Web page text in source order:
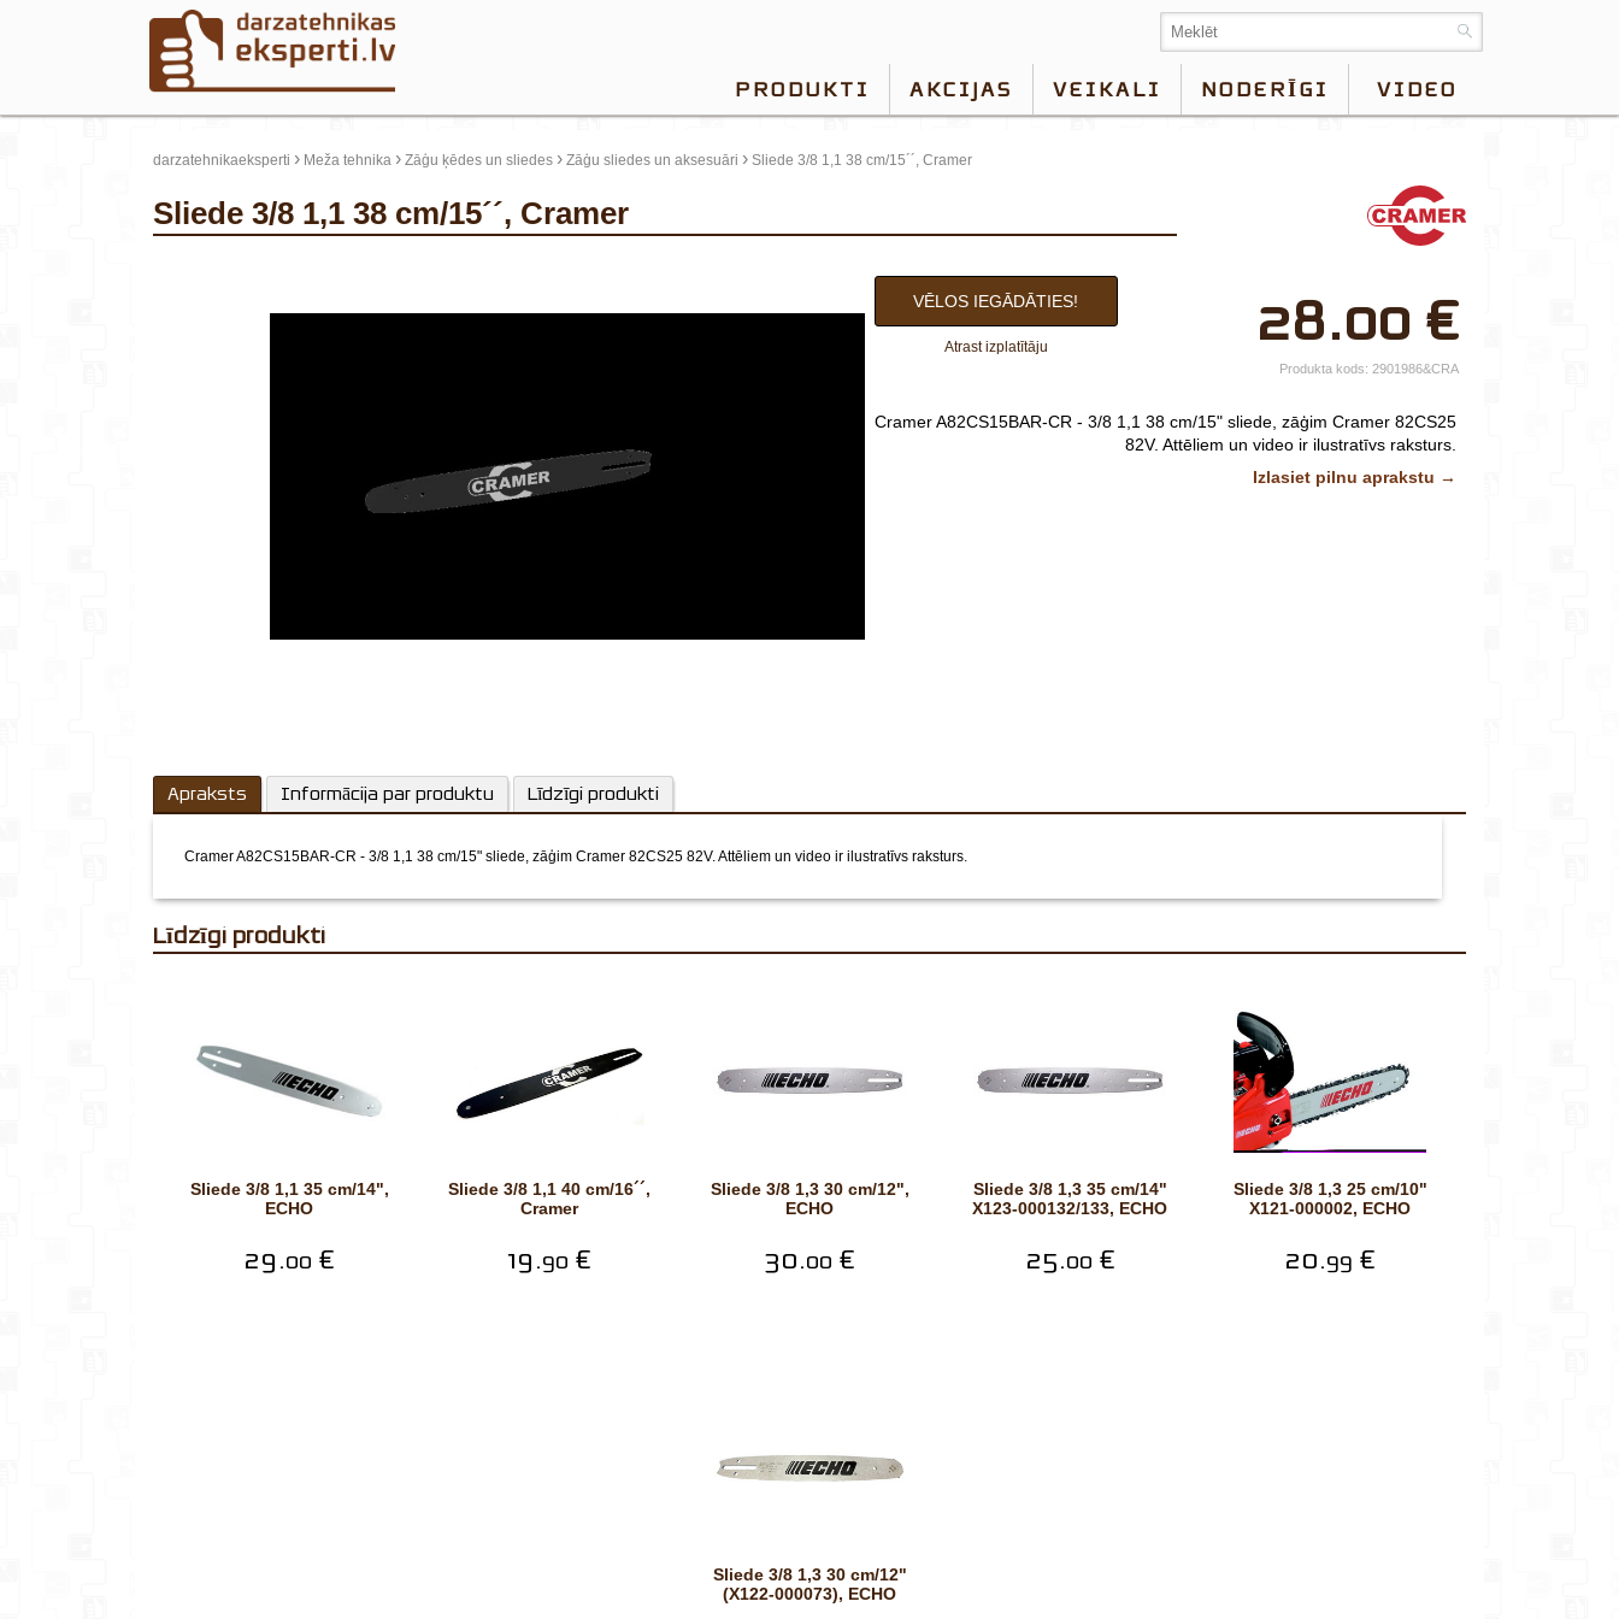
PRODUKTI AKCIJAS VEIKALI NODERĪGI VIDEO
darzatehnikaeksperti › Meža tehnika › Zāģu ķēdes un sliedes › Zāģu sliedes un aksesuāri › Sliede 3/8 1,1 38 cm/15´´, Cramer
Sliede 3/8 1,1 38 cm/15´´, Cramer
Jūsu vārds*
tālr.*
E-pasts*
28.00 €
VĒLOS IEGĀDĀTIES!
Atrast izplatītāju
Produkta kods: 2901986&CRA
Cramer A82CS15BAR-CR - 3/8 1,1 38 cm/15" sliede, zāģim Cramer 82CS25
82V. Attēliem un video ir ilustratīvs raksturs.
Izlasiet pilnu aprakstu →
Apraksts Informācija par produktu Līdzīgi produkti
Cramer A82CS15BAR-CR - 3/8 1,1 38 cm/15" sliede, zāģim Cramer 82CS25 82V.Attēliem un video ir ilustratīvs raksturs.
Līdzīgi produkti
Sliede 3/8 1,1 35 cm/14",
ECHO
29.00 €
Sliede 3/8 1,1 40 cm/16´´,
Cramer
19.90 €
Sliede 3/8 1,3 30 cm/12",
ECHO
30.00 €
Sliede 3/8 1,3 35 cm/14"
X123-000132/133, ECHO
25.00 €
Sliede 3/8 1,3 25 cm/10"
X121-000002, ECHO
20.99 €
Sliede 3/8 1,3 30 cm/12"
(X122-000073), ECHO